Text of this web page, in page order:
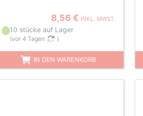
8,56 € INKL. MWST.
10 stücke auf Lager
(vor 4 Tagen )
IN DEN WARENKORB